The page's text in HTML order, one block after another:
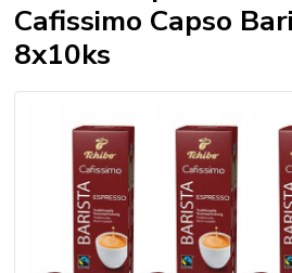
Cafissimo Capso
8x10ks